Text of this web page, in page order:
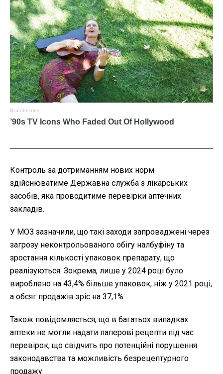
Контроль за дотриманням нових норм
здійснюватиме Державна служба з лікарських
засобів, яка проводитиме перевірки аптечних
закладів.
У МОЗ зазначили, що такі заходи запроваджені через
загрозу неконтрольованого обігу налбуфіну та
зростання кількості упаковок препарату, що
реалізуються. Зокрема, лише у 2024 році було
вироблено на 43,4% більше упаковок, ніж у 2021 році,
а обсяг продажів зріс на 37,1%.
Також повідомляється, що в багатьох випадках
аптеки не могли надати паперові рецепти під час
перевірок, що свідчить про потенційні порушення
законодавства та можливість безрецептурного
продажу.